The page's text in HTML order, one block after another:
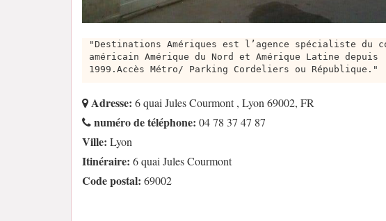
"Destinations Amériques est l’agence spécialiste du
américain Amérique du Nord et Amérique Latine depuis
1999.Accès Métro/ Parking Cordeliers ou République."
Adresse: 6 quai Jules Courmont , Lyon 69002, FR
numéro de téléphone: 04 78 37 47 87
Ville: Lyon
Itinéraire: 6 quai Jules Courmont
Code postal: 69002